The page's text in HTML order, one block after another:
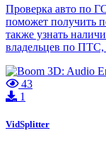
Проверка авто по
поможет получить
также узнать
владельцев по
43
1
VidSplitter